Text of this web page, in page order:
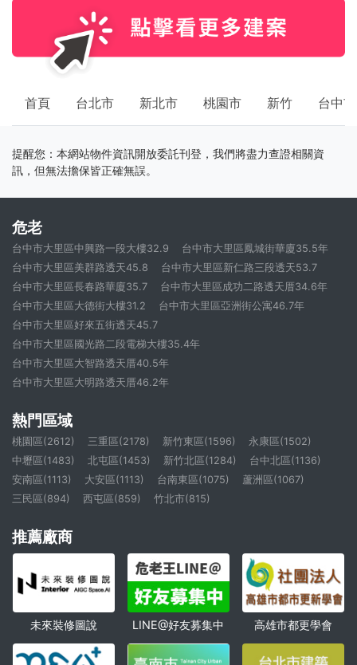
首頁 台北市 新北市 桃園市 新竹 台中市
提醒您：本網站物件資訊開放委託刊登，我們將盡力查證相關資
訊，但無法擔保皆正確無誤。
危老
台中市大里區中興路一段大樓32.9
台中市大里區鳳城街華廈35.5年
台中市大里區美群路透天45.8
台中市大里區新仁路三段透天53.7
台中市大里區長春路華廈35.7
台中市大里區成功二路透天厝34.6年
台中市大里區大德街大樓31.2
台中市大里區亞洲街公寓46.7年
台中市大里區好來五街透天45.7
台中市大里區國光路二段電梯大樓35.4年
台中市大里區大智路透天厝40.5年
台中市大里區大明路透天厝46.2年
熱門區域
桃園區(2612) 三重區(2178) 新竹東區(1596)
永康區(1502)
中壢區(1483)
北屯區(1453) 新竹北區(1284)
台中北區(1136)
安南區(1113)
大安區(1113) 台南東區(1075)
蘆洲區(1067)
三民區(894)
西屯區(859) 竹北市(815)
推薦廠商
未來裝修圖說 LINE@好友募集中 高雄市都更學會